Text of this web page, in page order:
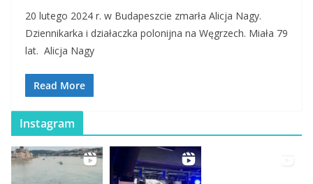
20 lutego 2024 r. w Budapeszcie zmarła Alicja Nagy.
Dziennikarka i działaczka polonijna na Węgrzech. Miała 79
lat. Alicja Nagy
Read More
Instagram